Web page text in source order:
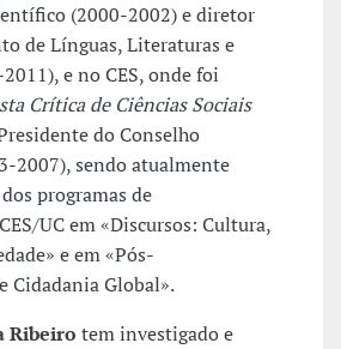
(2000-2002) e diretor
de Línguas, Literaturas e
e no CES, onde foi
Crítica de Ciências Sociais
do Conselho
2007), sendo atualmente
programas de
UC em «Discursos: Cultura,
e em «Pós-
Cidadania Global».
Ribeiro tem investigado e